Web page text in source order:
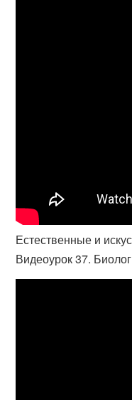
Естественные и
Видеоурок 37.